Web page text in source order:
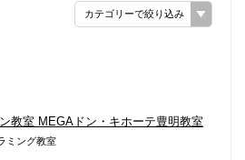
カテゴリーで絞り込み
教室 MEGAドン・キホーテ豊明教室
ミング教室